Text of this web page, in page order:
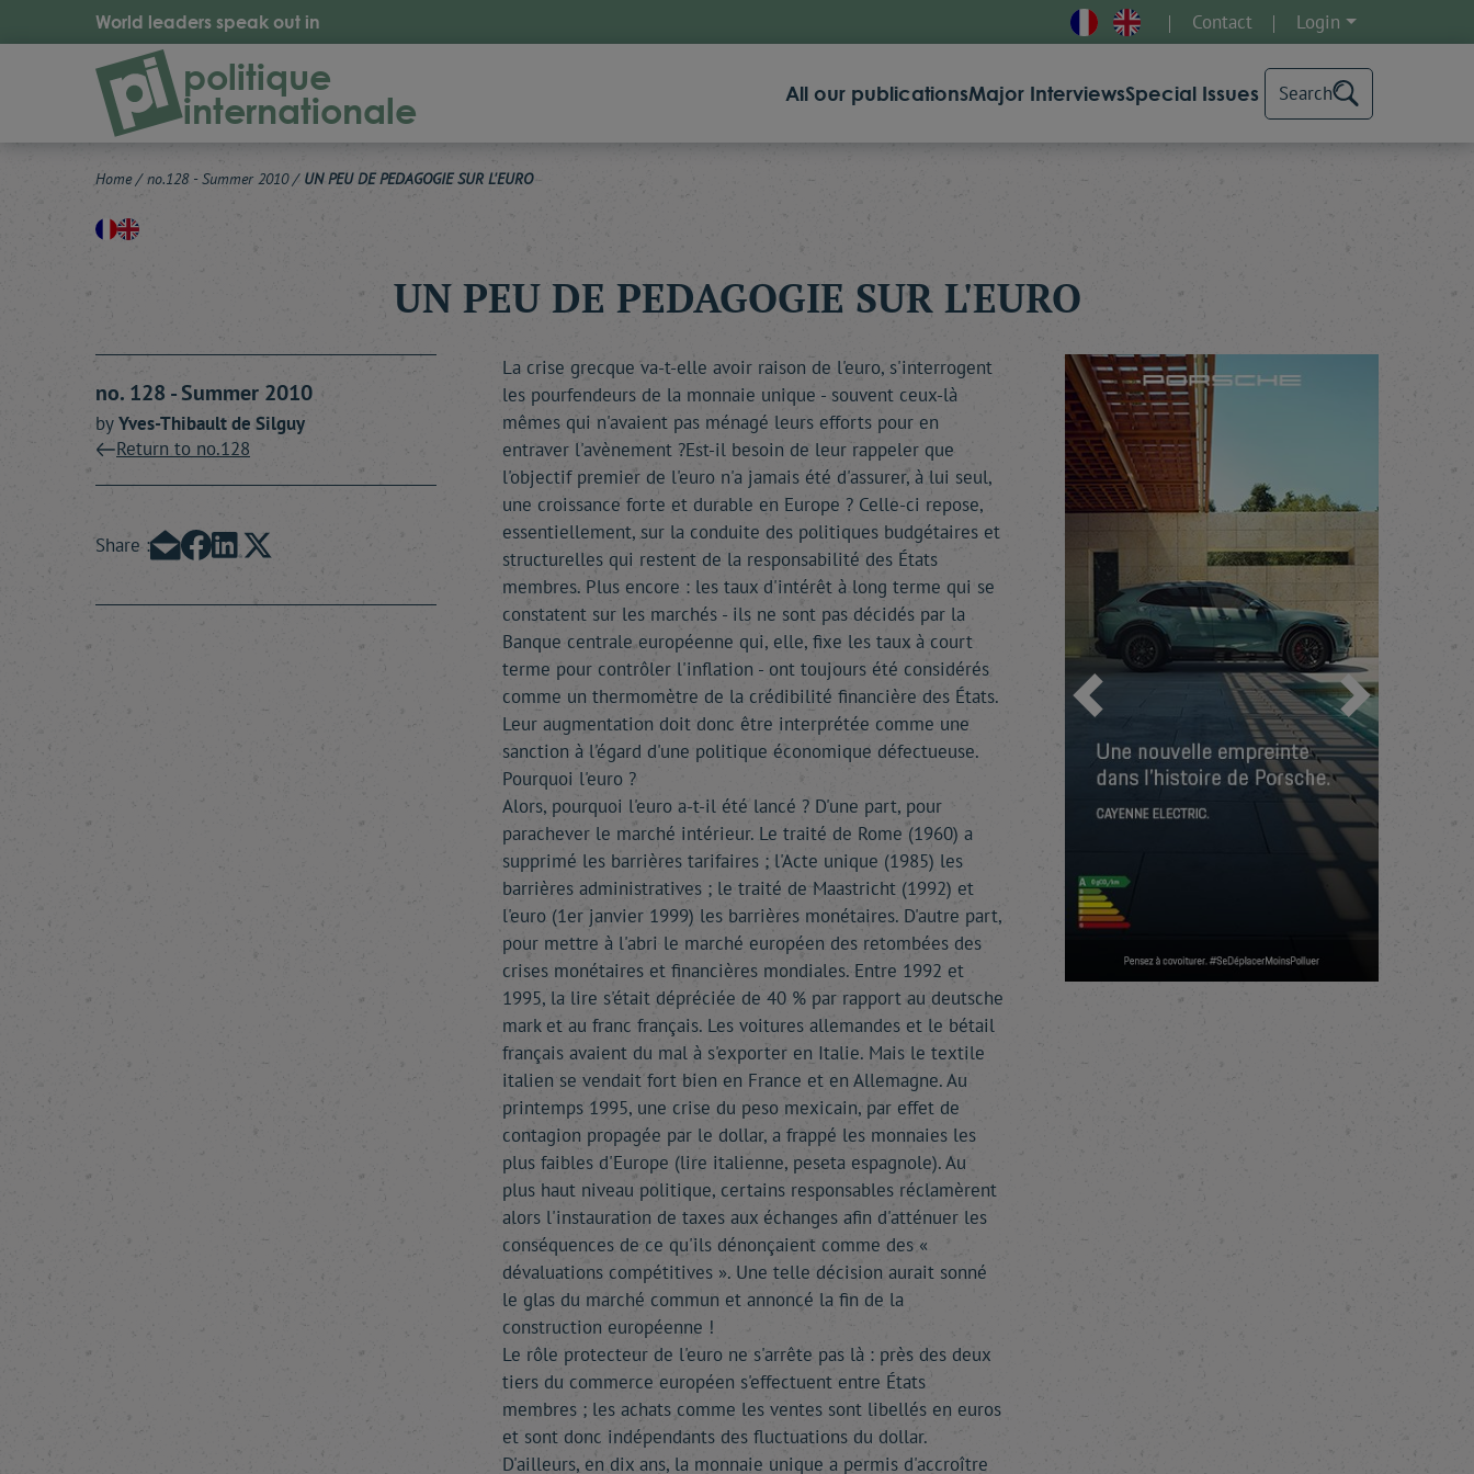
World leaders speak out in Contact Login
politique
internationale All our publicationsMajor InterviewsSpecial Issues Search
Home / no.128 - Summer 2010/ UN PEU DE PEDAGOGIE SUR L'EURO
UN PEU DE PEDAGOGIE SUR L'EURO
no. 128 - Summer 2010
byYves-Thibaultde Silguy
Return to no.128
Share :
La crise grecque va-t-elle avoir raison de l'euro, s'interrogent
les pourfendeurs de la monnaie unique - souvent ceux-là
mêmes qui n'avaient pas ménagé leurs efforts pour en
entraver l'avènement ?Est-il besoin de leur rappeler que
l'objectif premier de l'euro n'a jamais été d'assurer, à lui seul,
une croissance forte et durable en Europe ? Celle-ci repose,
essentiellement, sur la conduite des politiques budgétaires et
structurelles qui restent de la responsabilité des États
membres. Plus encore : les taux d'intérêt à long terme qui se
constatent sur les marchés - ils ne sont pas décidés par la
Banque centrale européenne qui, elle, fixe les taux à court
terme pour contrôler l'inflation - ont toujours été considérés
comme un thermomètre de la crédibilité financière des États.
Leur augmentation doit donc être interprétée comme une
sanction à l'égard d'une politique économique défectueuse.
Pourquoi l'euro ?
Alors, pourquoi l'euro a-t-il été lancé ? D'une part, pour
parachever le marché intérieur. Le traité de Rome (1960) a
supprimé les barrières tarifaires ; l'Acte unique (1985) les
barrières administratives ; le traité de Maastricht (1992) et
l'euro (1er janvier 1999) les barrières monétaires. D'autre part,
pour mettre à l'abri le marché européen des retombées des
crises monétaires et financières mondiales. Entre 1992 et
1995, la lire s'était dépréciée de 40 % par rapport au deutsche
mark et au franc français. Les voitures allemandes et le bétail
français avaient du mal à s'exporter en Italie. Mais le textile
italien se vendait fort bien en France et en Allemagne. Au
printemps 1995, une crise du peso mexicain, par effet de
contagion propagée par le dollar, a frappé les monnaies les
plus faibles d'Europe (lire italienne, peseta espagnole). Au
plus haut niveau politique, certains responsables réclamèrent
alors l'instauration de taxes aux échanges afin d'atténuer les
conséquences de ce qu'ils dénonçaient comme des «
dévaluations compétitives ». Une telle décision aurait sonné
le glas du marché commun et annoncé la fin de la
construction européenne !
Le rôle protecteur de l'euro ne s'arrête pas là : près des deux
tiers du commerce européen s'effectuent entre États
membres ; les achats comme les ventes sont libellés en euros
et sont donc indépendants des fluctuations du dollar.
D'ailleurs, en dix ans, la monnaie unique a permis d'accroître
Previous Next